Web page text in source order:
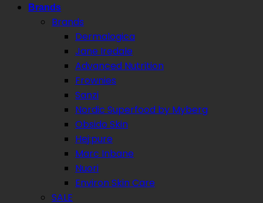
Brands
Brands
Dermalogica
Jane Iredale
Advanced Nutrition
Frownies
Sanzi
Nordic Superfood by Myberg
Obsido Skin
Hej:pure
Marc Inbane
Nuori
Environ Skin Care
SALE